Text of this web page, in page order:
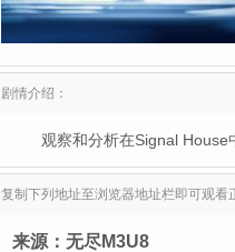
剧情介绍：
观察和分析在Signal House中
复制下列地址至浏览器地址栏即可观看
来源：无尽M3U8